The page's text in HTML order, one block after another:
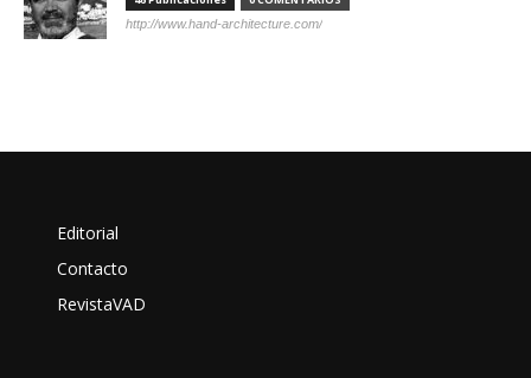
http://www.hand-architecture.com/
Editorial
Contacto
RevistaVAD